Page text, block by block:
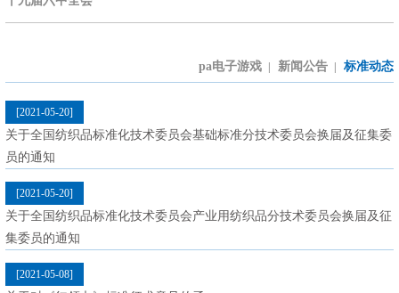
pa电子游戏 新闻公告 标准动态
[2021-05-20]
关于全国纺织品标准化技术委员会基础标准分技术委员会换届及征集委
员的通知
[2021-05-20]
关于全国纺织品标准化技术委员会产业用纺织品分技术委员会换届及征
集委员的通知
[2021-05-08]